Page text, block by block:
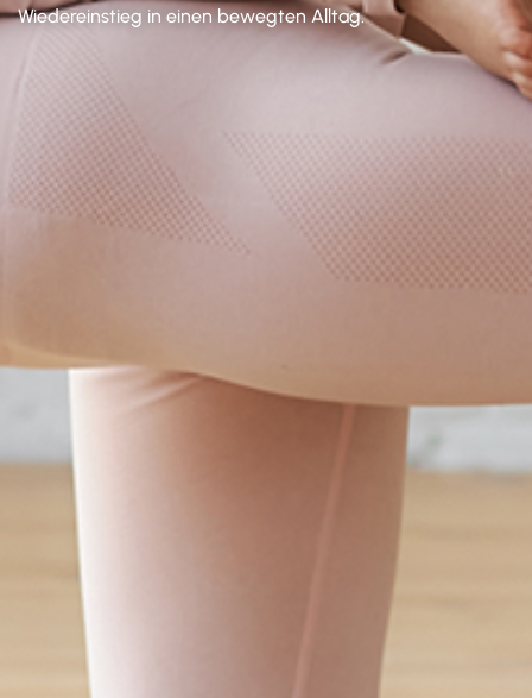
Wiedereinstieg in einen bewegten Alltag.